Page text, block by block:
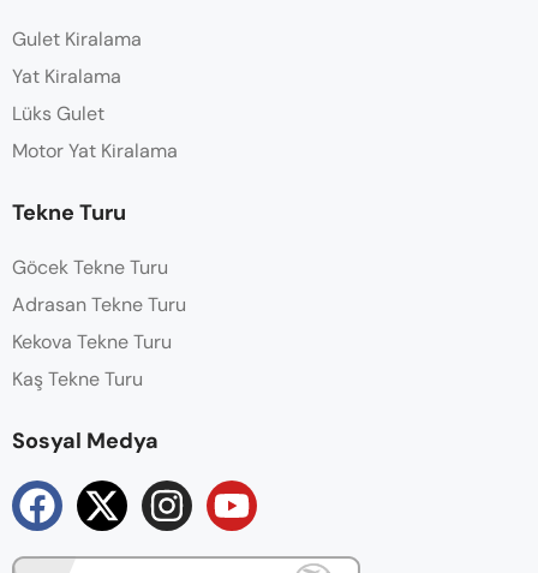
Gulet Kiralama
Yat Kiralama
Lüks Gulet
Motor Yat Kiralama
Tekne Turu
Göcek Tekne Turu
Adrasan Tekne Turu
Kekova Tekne Turu
Kaş Tekne Turu
Sosyal Medya